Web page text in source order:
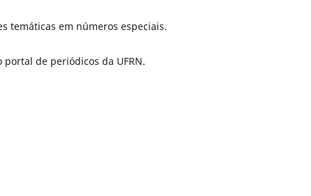
temáticas em números especiais.
de periódicos da UFRN.